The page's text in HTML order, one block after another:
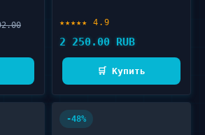
мл
★★★★★ 4.9
2 250.00 RUB
🛒 Купить
-48%